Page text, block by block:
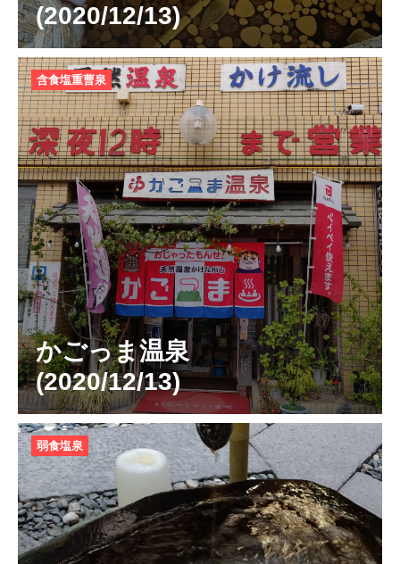
(2020/12/13)
かごっま温泉
(2020/12/13)
含食塩重曹泉
弱食塩泉